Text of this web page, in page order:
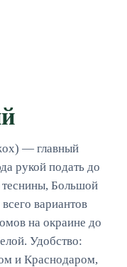
— главный
рукой подать до
Большой
вариантов
на окраине до
Удобство:
и Краснодаром,